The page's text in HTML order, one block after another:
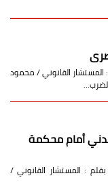
القانوني / محمود
أمام محكمة
: المستشار القانوني /